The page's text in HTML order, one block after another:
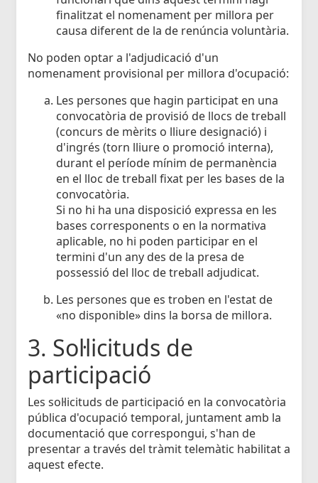
finalitzat el nomenament per millora per
causa diferent de la de renúncia voluntària.
No poden optar a l'adjudicació d'un
nomenament provisional per millora d'ocupació:
Les persones que hagin participat en una
convocatòria de provisió de llocs de treball
(concurs de mèrits o lliure designació) i
d'ingrés (torn lliure o promoció interna),
durant el període mínim de permanència
en el lloc de treball fixat per les bases de la
convocatòria.
Si no hi ha una disposició expressa en les
bases corresponents o en la normativa
aplicable, no hi poden participar en el
termini d'un any des de la presa de
possessió del lloc de treball adjudicat.
Les persones que es troben en l'estat de
«no disponible» dins la borsa de millora.
3. Sol·licituds de
participació
Les sol·licituds de participació en la convocatòria
pública d'ocupació temporal, juntament amb la
documentació que correspongui, s'han de
presentar a través del tràmit telemàtic habilitat a
aquest efecte.